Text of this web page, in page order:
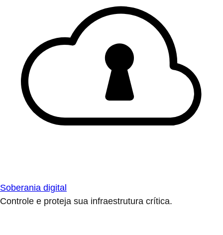
Soberania digital
Controle e proteja sua infraestrutura crítica.